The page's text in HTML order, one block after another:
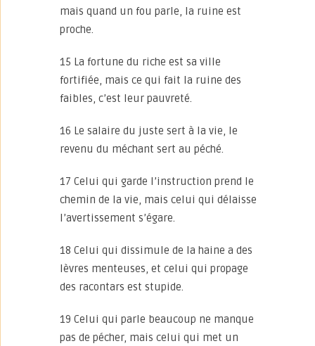
mais quand un fou parle, la ruine est
proche.
15 La fortune du riche est sa ville
fortifiée, mais ce qui fait la ruine des
faibles, c’est leur pauvreté.
16 Le salaire du juste sert à la vie, le
revenu du méchant sert au péché.
17 Celui qui garde l’instruction prend le
chemin de la vie, mais celui qui délaisse
l’avertissement s’égare.
18 Celui qui dissimule de la haine a des
lèvres menteuses, et celui qui propage
des racontars est stupide.
19 Celui qui parle beaucoup ne manque
pas de pécher, mais celui qui met un